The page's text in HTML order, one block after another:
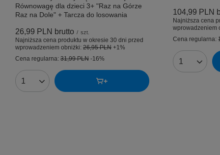
Równowagę dla dzieci 3+ "Raz na Górze
Raz na Dole" + Tarcza do losowania
26,99 PLN brutto / szt.
Najniższa cena produktu w okresie 30 dni przed
wprowadzeniem obniżki: 26,95 PLN +1%
Cena regularna: 31,99 PLN -16%
Ilość produktów
104,99 PLN
Najniższa cena
wprowadzeniem
Cena regularna:
Ilość